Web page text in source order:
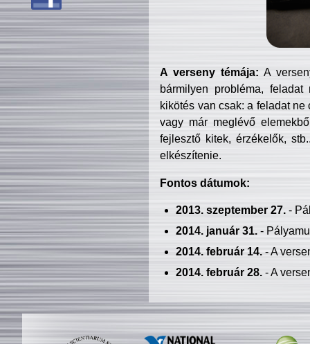
A verseny témája: A
bármilyen probléma, feladat
kikötés van csak: a feladat
vagy már meglévő
fejlesztő kitek, érzékelők,
elkészítenie.
Fontos dátumok:
2013. szeptember 27.-
2014. január 31.-
2014. február 14.- A
2014. február 28.- A